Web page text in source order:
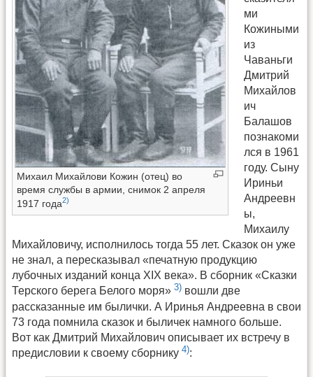
Михаил Михайлови Кожин (отец) во
время службы в армии, снимок 2 апреля
1917 года2)
ми
Кожиными
из
Чаваньги
Дмитрий
Михайлов
ич
Балашов
познакоми
лся в 1961
году. Сыну
Ириньи
Андреевн
ы,
Михаилу
Михайловичу, исполнилось тогда 55 лет. Сказок он уже
не знал, а пересказывал «печатную продукцию
лубочных изданий конца XIX века». В сборник «Сказки
Терского берега Белого моря» 3) вошли две
рассказанные им былички. А Иринья Андреевна в свои
73 года помнила сказок и быличек намного больше.
Вот как Дмитрий Михайлович описывает их встречу в
предисловии к своему сборнику 4):